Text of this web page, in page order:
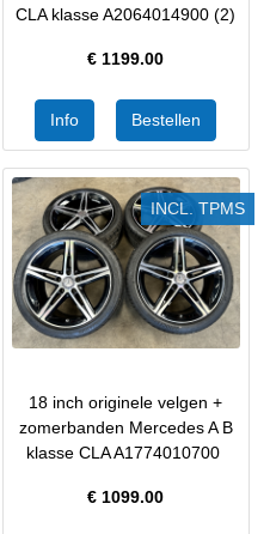
CLA klasse A2064014900 (2)
€ 1199.00
INCL. TPMS
18 inch originele velgen +
zomerbanden Mercedes A B
klasse CLA A1774010700
€ 1099.00